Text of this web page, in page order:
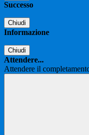
Successo
Chiudi
Informazione
Chiudi
Attendere...
Attendere il